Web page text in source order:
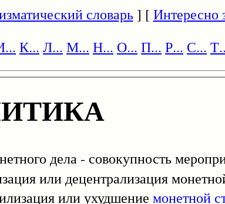
словарь] [Интересно
К... Л... М... Н... О... П... Р... С...
дела - совокупность
или децентрализация
или ухудшение монетной